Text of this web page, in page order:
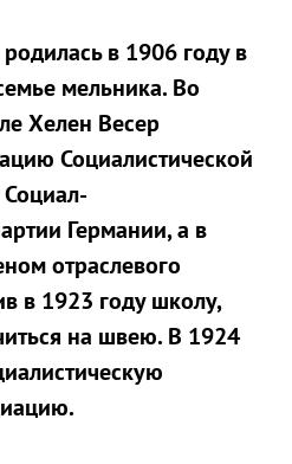
в 1906 году в
мельника. Во
Хелен Весер
Социалистической
Германии, а в
отраслевого
в 1923 году школу,
на швею. В 1924